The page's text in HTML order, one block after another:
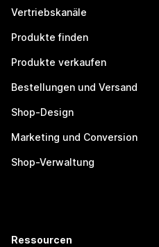
Vertriebskanäle
Produkte finden
Produkte verkaufen
Bestellungen und Versand
Shop-Design
Marketing und Conversion
Shop-Verwaltung
Ressourcen